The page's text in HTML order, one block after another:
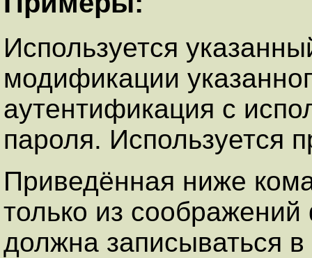
Используется
модификации
аутентификация с
пароля. Используется
Приведённая ниже
только из
должна записываться в